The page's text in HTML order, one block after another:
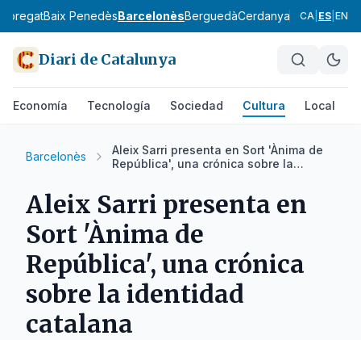
Baix PenedèsBarcelonèsBerguedàCerdanya Conca de
CA ES EN
Diari de Catalunya
Economía Tecnología Sociedad Cultura Local
Barcelonès
Aleix Sarri presenta en Sort 'Ànima de
República', una crónica sobre la
Aleix Sarri presenta en
Sort 'Ànima de
República', una crónica
sobre la identidad
catalana